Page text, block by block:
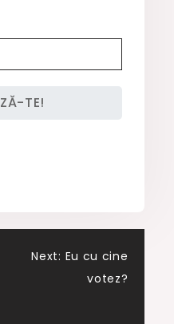
Next: Eu cu cine
votez?